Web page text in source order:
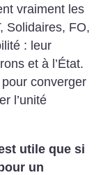
vraiment les
Solidaires, FO,
: leur
et à l’État.
converger
l’unité
utile que si
un